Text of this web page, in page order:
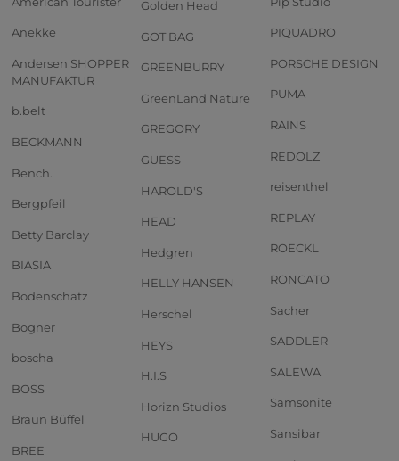
Anekke
Andersen SHOPPER
MANUFAKTUR
b.belt
BECKMANN
Bench.
Bergpfeil
Betty Barclay
BIASIA
Bodenschatz
Bogner
boscha
BOSS
Braun Büffel
BREE
Golden Head
GOT BAG
GREENBURRY
GreenLand Nature
GREGORY
GUESS
HAROLD'S
HEAD
Hedgren
HELLY HANSEN
Herschel
HEYS
H.I.S
Horizn Studios
HUGO
PIQUADRO
PORSCHE DESIGN
PUMA
RAINS
REDOLZ
reisenthel
REPLAY
ROECKL
RONCATO
Sacher
SADDLER
SALEWA
Samsonite
Sansibar